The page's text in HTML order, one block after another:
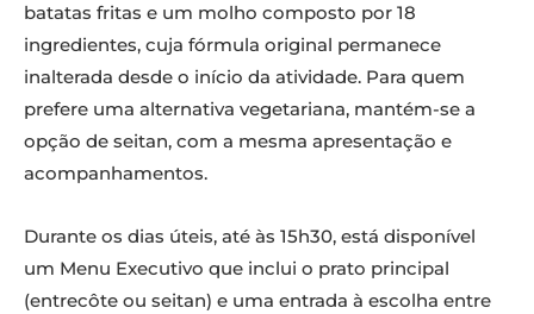
batatas fritas e um molho composto por 18
ingredientes, cuja fórmula original permanece
inalterada desde o início da atividade. Para quem
prefere uma alternativa vegetariana, mantém-se a
opção de seitan, com a mesma apresentação e
acompanhamentos.
Durante os dias úteis, até às 15h30, está disponível
um Menu Executivo que inclui o prato principal
(entrecôte ou seitan) e uma entrada à escolha entre